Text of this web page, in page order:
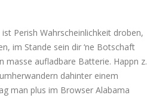
Perish Wahrscheinlichkeit droben,
im Stande sein dir ‘ne Botschaft
aufladbare Batterie. Happn z.
dahinter einem
man plus im Browser Alabama